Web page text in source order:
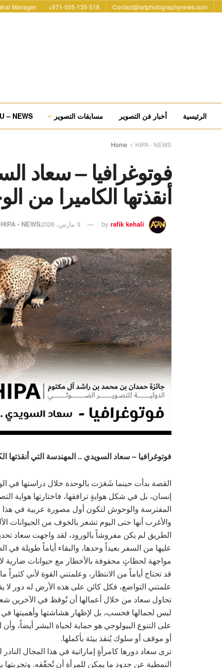
Contact@artphotographynews.com
971-505-135-518+
Manager
الرئيسية أخبار فن التصوير مسابقات التصوير – NEWS
Home HIPA - NEWS
فوتوغرافيا – سعاد
أنقذتها الكاميرا من
by rafik kehali 3 مارس، 2026 HIPA - NEWS
فوتوغرافيا – سعاد السويدي .. المهندسة التي أنقذتها
القصة بدأت حينما شَعَرَت بالوحدة خلال دراستها في
إنسان، بل في شكل هوايةٍ ترافقها، فاختارتها هواية
المفترسة والوحوش لتكون أول مصورة عربية في
والأغرب أنها حتى اليوم تشعر بالخوف من الحيوانات
الطريق لم يكن مفروشاً بالورود، لقد واجهت سعاد
عليها من السفر بعيداً وحدها، والبقاء أياماً طويلة
مواجهة لحظاتٍ محفوفة بالأخطار مع حيوانات ضارية
قد تحتاج أياماً من الانتظار، وعلمتني القوة لأني
علمتني التواضع، فكل كائن على هذه الأرض له دور لا
تحاول سعاد من خلال أعمالها أن تُوقظ في الآخرين
ليس لجمالها فحسب، بل لإظهار هشاشتها وأهميتها في
على التنوع البيولوجي هو حماية لحياة البشر أيضاً،
أو موقف أو سلوك يُنقذ بيئة بأكملها.
ترى سعاد دورها كامرأةٍ إماراتية في هذا المجال
النمطية عن حدود ما يمكن للمرأة أن تُحقّقه.